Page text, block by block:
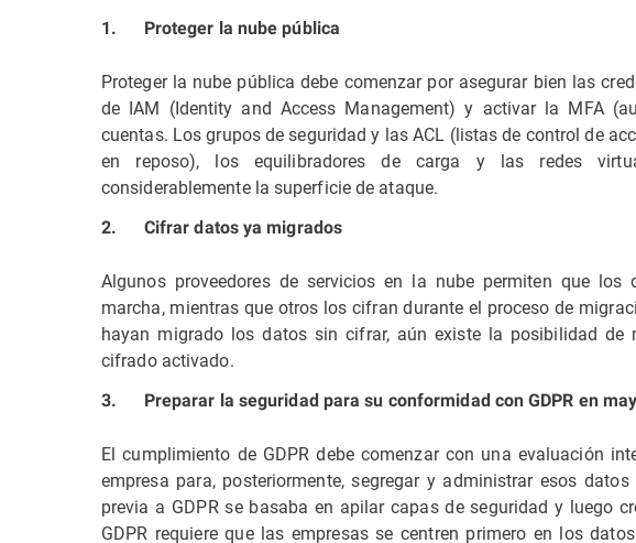
1. Proteger la nube pública
Proteger la nube pública debe comenzar por asegurar bien las
de IAM (Identity and Access Management) y activar la MFA
cuentas. Los grupos de seguridad y las ACL (listas de control de
en reposo), los equilibradores de carga y las redes
considerablemente la superficie de ataque.
2. Cifrar datos ya migrados
Algunos proveedores de servicios en la nube permiten que
marcha, mientras que otros los cifran durante el proceso de
hayan migrado los datos sin cifrar, aún existe la posibilidad de
cifrado activado.
3. Preparar la seguridad para su conformidad con GDPR en
El cumplimiento de GDPR debe comenzar con una evaluación
empresa para, posteriormente, segregar y administrar esos
previa a GDPR se basaba en apilar capas de seguridad y luego
GDPR requiere que las empresas se centren primero en los